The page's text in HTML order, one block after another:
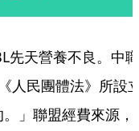
先天營養不良。中職
人民團體法》所設
」聯盟經費來源，